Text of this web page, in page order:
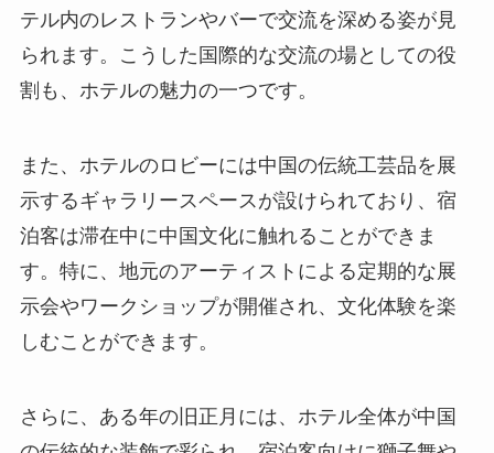
られます。こうした国際的な交流の場としての役
割も、ホテルの魅力の一つです。
示するギャラリースペースが設けられており、宿
泊客は滞在中に中国文化に触れることができま
す。特に、地元のアーティストによる定期的な展
示会やワークショップが開催され、文化体験を楽
しむことができます。
の伝統的な装飾で彩られ、宿泊客向けに獅子舞や